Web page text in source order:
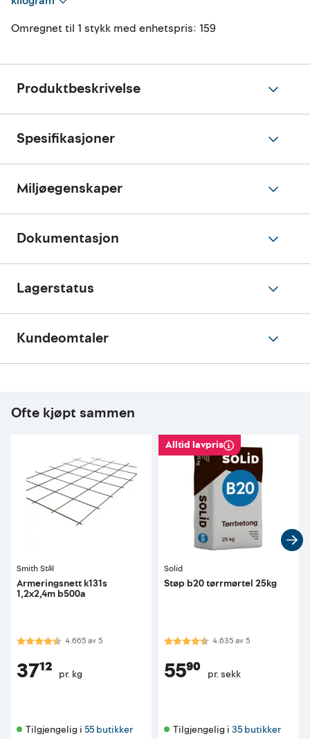
Omregnet til 1 stykk med enhetspris: 159
Produktbeskrivelse
Spesifikasjoner
Miljøegenskaper
Dokumentasjon
Lagerstatus
Kundeomtaler
Ofte kjøpt sammen
Smith Stål
Armeringsnett k131s
1,2x2,4m b500a
Karakter:4.7 av 5 mulige
4.665av5
37¹² pr. kg
Tilgjengelig i 55 butikker
Alltid lavpris
Solid
Støp b20 tørrmørtel 25kg
Karakter:4.6 av 5 mulige
4.635av5
55⁹⁰ pr. sekk
Tilgjengelig i 35 butikker